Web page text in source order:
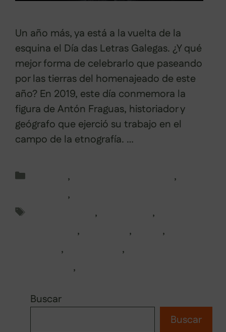
Un año más, ya está a la vuelta de la
esquina el Día das Letras Galegas. ¿Y qué
mejor forma de celebrarlo que paseando
por las tierras del homenajeado de este
año? En 2019, este día conmemora la
figura de Antón Fraguas, historiador y
geógrafo que ejerció su trabajo en el
campo de la etnografía. …
,
,
,
, ,
, ,
,
, ,
,
Buscar
Buscar